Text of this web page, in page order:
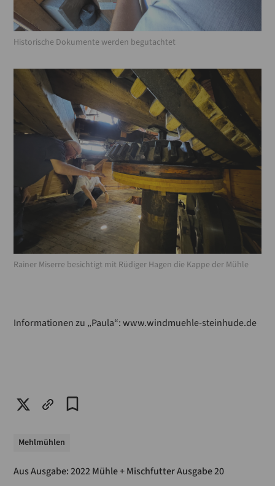
Historische Dokumente werden begutachtet
Rainer Miserre besichtigt mit Rüdiger Hagen die Kappe der Mühle
Informationen zu „Paula“: www.windmuehle-steinhude.de
Mehlmühlen
Aus Ausgabe:2022 Mühle + Mischfutter Ausgabe 20